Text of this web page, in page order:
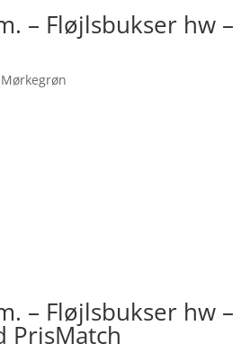
– Fløjlsbukser hw –
– Fløjlsbukser hw –
PrisMatch